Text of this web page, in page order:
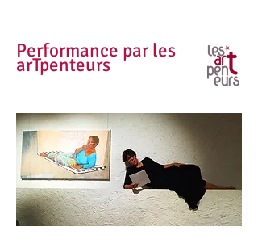
Performance par les
arTpenteurs